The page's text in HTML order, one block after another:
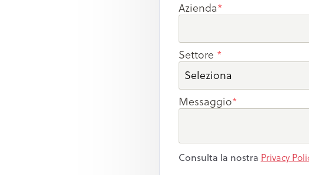
Azienda*
Settore *
Messaggio*
Consulta la nostra Privacy